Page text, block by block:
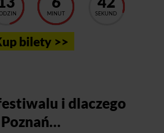
MINUT SEKUND
bilety >>
i dlaczego
Poznań…